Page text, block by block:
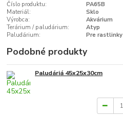
Číslo produktu:
PA65B
Materiál:
Sklo
Výrobca:
Akvárium
Terárium / paludárium:
Atyp
Paludárium:
Pre rastlinky
Podobné produkty
Paludáriá 45x25x30cm